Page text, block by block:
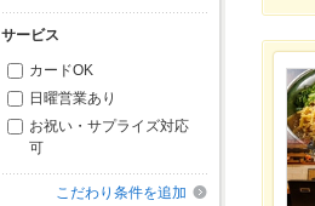
サービス
カードOK
日曜営業あり
お祝い・サプライズ対応
可
こだわり条件を追加